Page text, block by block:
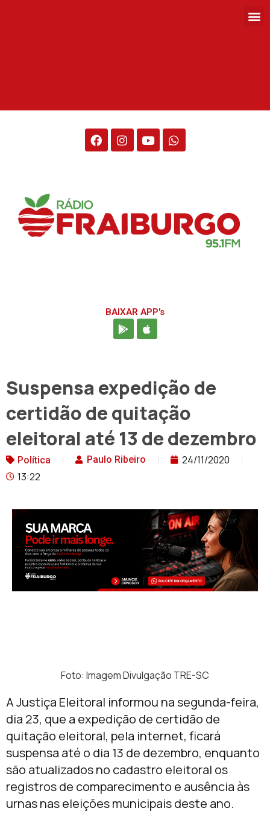
BAIXAR APP's
Suspensa expedição de
certidão de quitação
eleitoral até 13 de dezembro
Política Paulo Ribeiro
24/11/2020
13:22
Foto: Imagem Divulgação TRE-SC
A Justiça Eleitoral informou na segunda-feira,
dia 23, que a expedição de certidão de
quitação eleitoral, pela internet, ficará
suspensa até o dia 13 de dezembro, enquanto
são atualizados no cadastro eleitoral os
registros de comparecimento e ausência às
urnas nas eleições municipais deste ano.